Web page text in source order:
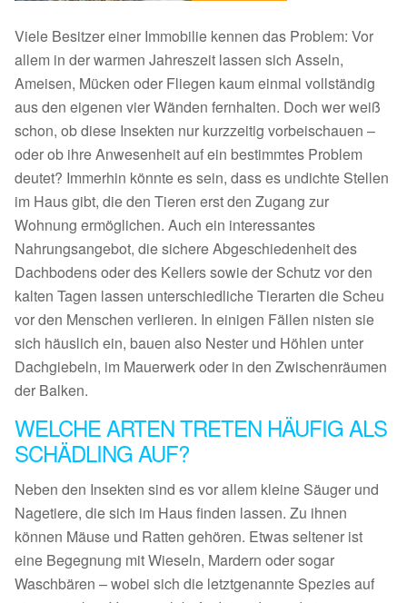
Viele Besitzer einer Immobilie kennen das Problem: Vor
allem in der warmen Jahreszeit lassen sich Asseln,
Ameisen, Mücken oder Fliegen kaum einmal vollständig
aus den eigenen vier Wänden fernhalten. Doch wer weiß
schon, ob diese Insekten nur kurzzeitig vorbeischauen –
oder ob ihre Anwesenheit auf ein bestimmtes Problem
deutet? Immerhin könnte es sein, dass es undichte Stellen
im Haus gibt, die den Tieren erst den Zugang zur
Wohnung ermöglichen. Auch ein interessantes
Nahrungsangebot, die sichere Abgeschiedenheit des
Dachbodens oder des Kellers sowie der Schutz vor den
kalten Tagen lassen unterschiedliche Tierarten die Scheu
vor den Menschen verlieren. In einigen Fällen nisten sie
sich häuslich ein, bauen also Nester und Höhlen unter
Dachgiebeln, im Mauerwerk oder in den Zwischenräumen
der Balken.
WELCHE ARTEN TRETEN HÄUFIG ALS
SCHÄDLING AUF?
Neben den Insekten sind es vor allem kleine Säuger und
Nagetiere, die sich im Haus finden lassen. Zu ihnen
können Mäuse und Ratten gehören. Etwas seltener ist
eine Begegnung mit Wieseln, Mardern oder sogar
Waschbären – wobei sich die letztgenannte Spezies auf